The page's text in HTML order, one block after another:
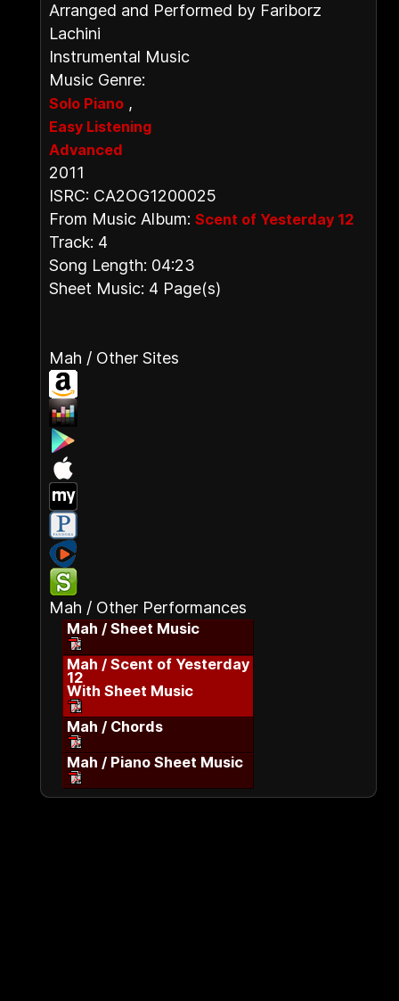
Arranged and Performed by Fariborz
Lachini
Instrumental Music
Music Genre:
Solo Piano ,
Easy Listening
Advanced
2011
ISRC: CA2OG1200025
From Music Album: Scent of Yesterday 12
Track: 4
Song Length: 04:23
Sheet Music: 4 Page(s)
Mah / Other Sites
Mah / Other Performances
Mah / Sheet Music
Mah / Scent of Yesterday
12
With Sheet Music
Mah / Chords
Mah / Piano Sheet Music